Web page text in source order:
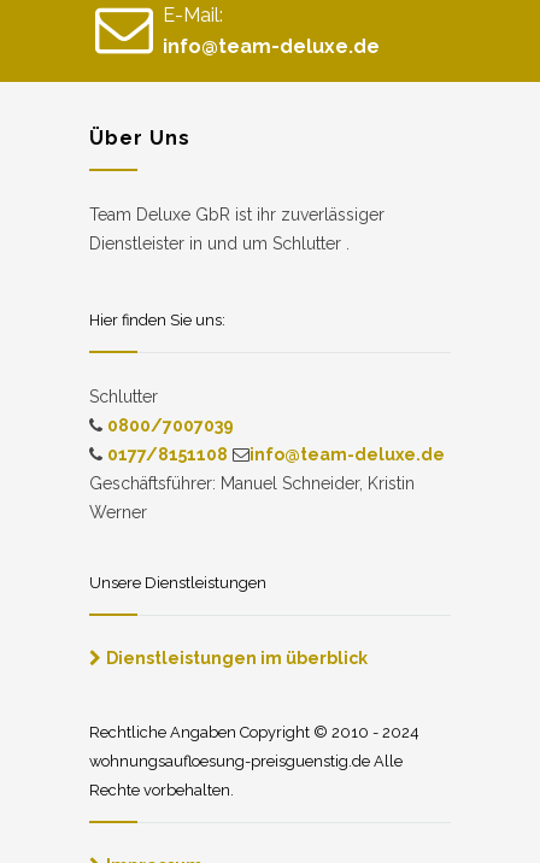
E-Mail:
info@team-deluxe.de
Über Uns
Team Deluxe GbR ist ihr zuverlässiger
Dienstleister in und um Schlutter .
Hier finden Sie uns:
Schlutter
0800/7007039
0177/8151108
info@team-deluxe.de
Geschäftsführer: Manuel Schneider, Kristin
Werner
Unsere Dienstleistungen
Dienstleistungen im überblick
Rechtliche Angaben Copyright © 2010 - 2024
wohnungsaufloesung-preisguenstig.de Alle
Rechte vorbehalten.